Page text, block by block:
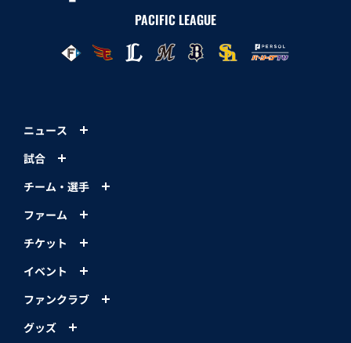
PACIFIC LEAGUE
ニュース
試合
チーム・選手
ファーム
チケット
イベント
ファンクラブ
グッズ